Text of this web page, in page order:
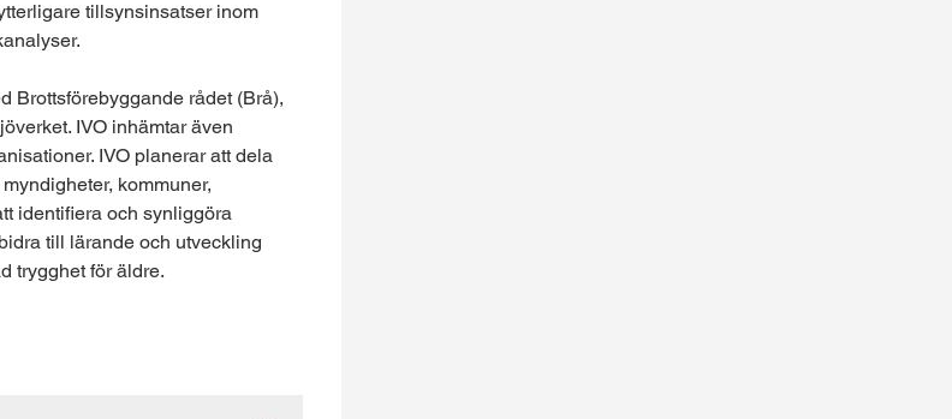
tillsynsinsatser inom
Brottsförebyggande rådet (Brå),
IVO inhämtar även
IVO planerar att dela
kommuner,
identifiera och synliggöra
till lärande och utveckling
trygghet för äldre.